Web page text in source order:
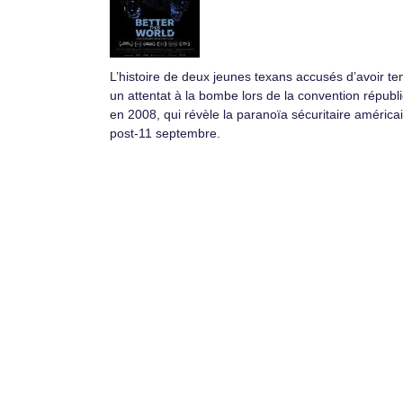
L’histoire de deux jeunes texans accusés d’avoir
un attentat à la bombe lors de la convention
en 2008, qui révèle la paranoïa sécuritaire
post-11 septembre.